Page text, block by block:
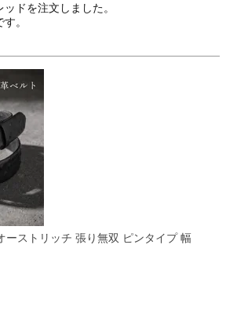
ドを注文しました。
。
ーストリッチ 張り無双 ピンタイプ 幅